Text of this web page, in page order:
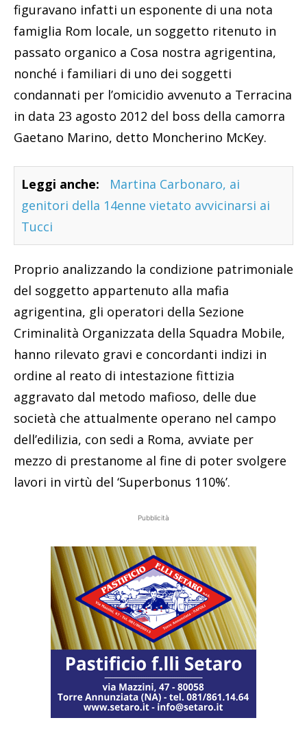
figuravano infatti un esponente di una nota
famiglia Rom locale, un soggetto ritenuto in
passato organico a Cosa nostra agrigentina,
nonché i familiari di uno dei soggetti
condannati per l’omicidio avvenuto a Terracina
in data 23 agosto 2012 del boss della camorra
Gaetano Marino, detto Moncherino McKey.
Leggi anche:
Martina Carbonaro, ai
genitori della 14enne vietato avvicinarsi ai
Tucci
Proprio analizzando la condizione patrimoniale
del soggetto appartenuto alla mafia
agrigentina, gli operatori della Sezione
Criminalità Organizzata della Squadra Mobile,
hanno rilevato gravi e concordanti indizi in
ordine al reato di intestazione fittizia
aggravato dal metodo mafioso, delle due
società che attualmente operano nel campo
dell’edilizia, con sedi a Roma, avviate per
mezzo di prestanome al fine di poter svolgere
lavori in virtù del ‘Superbonus 110%’.
Pubblicità